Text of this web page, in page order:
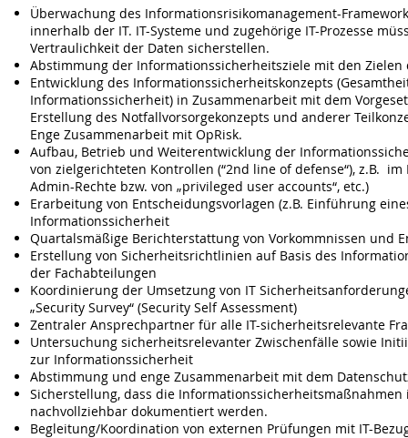
Überwachung des Informationsrisikomanagement-
innerhalb der IT. IT-Systeme und zugehörige IT-Prozesse
Vertraulichkeit der Daten sicherstellen.
Abstimmung der Informationssicherheitsziele mit den Zielen
Entwicklung des Informationssicherheitskonzepts
Informationssicherheit) in Zusammenarbeit mit dem
Erstellung des Notfallvorsorgekonzepts und anderer
Enge Zusammenarbeit mit OpRisk.
Aufbau, Betrieb und Weiterentwicklung der
von zielgerichteten Kontrollen (“2nd line of defense“), z.B.
Admin-Rechte bzw. von „privileged user accounts“, etc.)
Erarbeitung von Entscheidungsvorlagen (z.B. Einführung
Informationssicherheit
Quartalsmäßige Berichterstattung von Vorkommnissen und
Erstellung von Sicherheitsrichtlinien auf Basis des
der Fachabteilungen
Koordinierung der Umsetzung von IT
„Security Survey“ (Security Self Assessment)
Zentraler Ansprechpartner für alle IT-sicherheitsrelevante
Untersuchung sicherheitsrelevanter Zwischenfälle sowie
zur Informationssicherheit
Abstimmung und enge Zusammenarbeit mit dem
Sicherstellung, dass die
nachvollziehbar dokumentiert werden.
Begleitung/Koordination von externen Prüfungen mit IT-